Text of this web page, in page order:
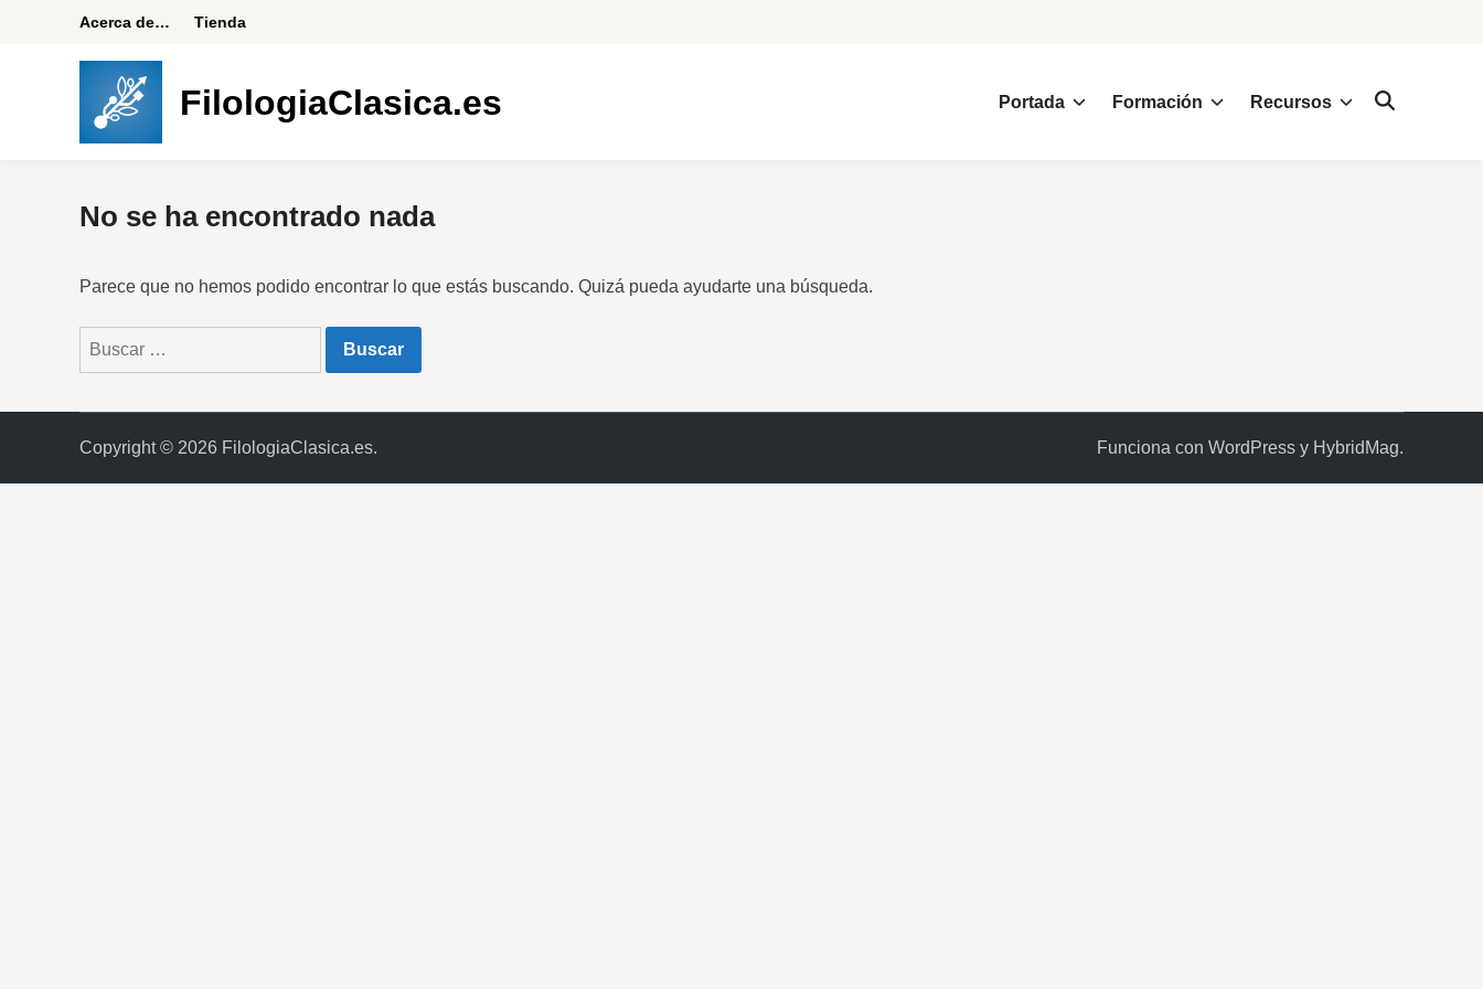
Acerca de… Tienda
FilologiaClasica.es Portada Formación Recursos
No se ha encontrado nada
Parece que no hemos podido encontrar lo que estás buscando. Quizá pueda ayudarte una búsqueda.
Buscar:
Copyright © 2026 FilologiaClasica.es. Funciona con WordPress y HybridMag.